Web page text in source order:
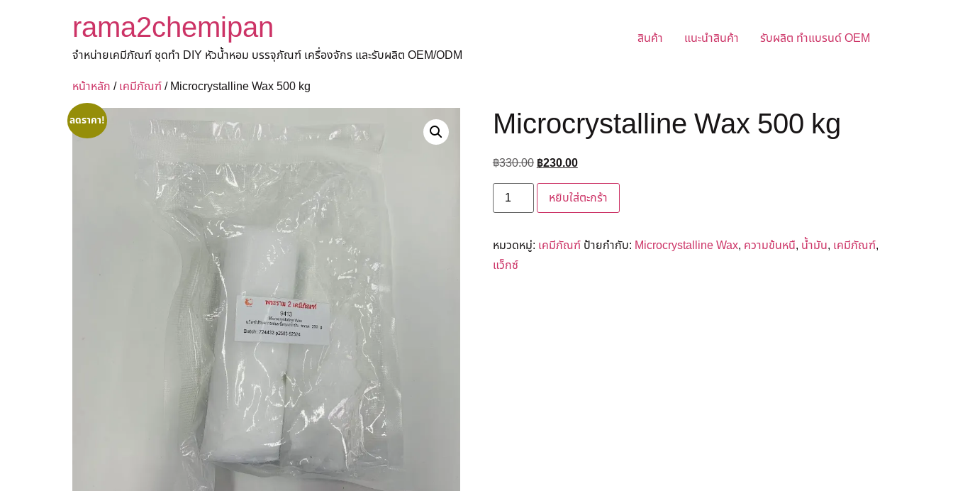
rama2chemipan
จำหน่ายเคมีภัณฑ์ ชุดทำ DIY หัวน้ำหอม บรรจุภัณฑ์ เครื่องจักร และรับผลิต OEM/ODM
สินค้า แนะนำสินค้า รับผลิต ทำแบรนด์ OEM
หน้าหลัก /เคมีภัณฑ์/ Microcrystalline Wax 500 kg
ลดราคา! Microcrystalline Wax 500 kg
฿330.00฿230.00
หยิบใส่ตะกร้า
หมวดหมู่: เคมีภัณฑ์ ป้ายกำกับ: Microcrystalline Wax, ความข้นหนื, น้ำมัน, เคมีภัณฑ์,
แว็กซ์